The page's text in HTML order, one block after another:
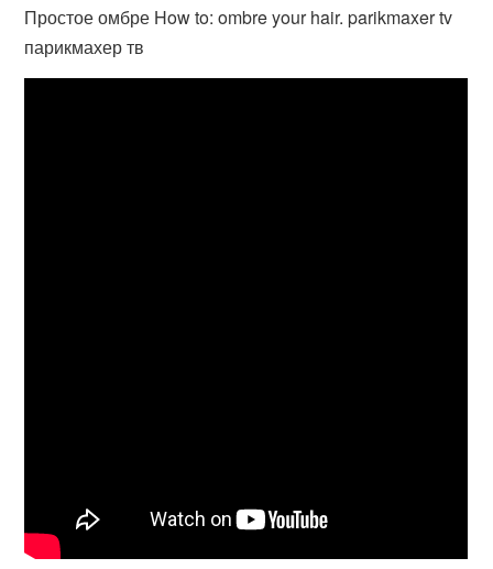
Простое омбре How to: ombre your hair. parikmaxer tv
парикмахер тв